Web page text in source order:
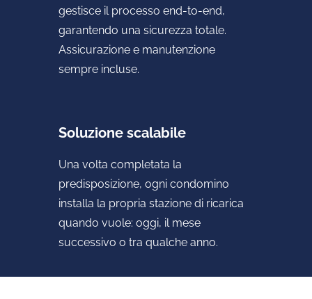
gestisce il processo end-to-end,
garantendo una sicurezza totale.
Assicurazione e manutenzione
sempre incluse.
Soluzione scalabile
Una volta completata la
predisposizione, ogni condomino
installa la propria stazione di ricarica
quando vuole: oggi, il mese
successivo o tra qualche anno.